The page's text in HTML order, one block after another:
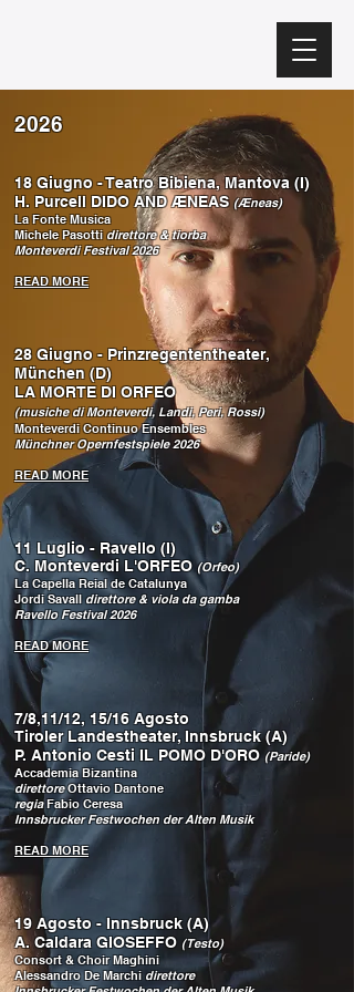
2026
18 Giugno - Teatro Bibiena, Mantova (I)
H. Purcell DIDO AND ÆNEAS (Æneas)
La Fonte Musica
Michele Pasottidirettore & tiorba
Monteverdi Festival 2026
READ MORE
28 Giugno - Prinzregententheater,
München (D)
LA MORTE DI ORFEO
(musiche di Monteverdi, Landi, Peri, Rossi)
Monteverdi Continuo Ensembles
Münchner Opernfestspiele 2026
READ MORE
11 Luglio - Ravello (I)
C. Monteverdi L'ORFEO(Orfeo)
La Capella Reial de Catalunya
Jordi Savalldirettore & viola da gamba
Ravello Festival 2026
READ MORE
7/8,11/12, 15/16 Agosto
Tiroler Landestheater, Innsbruck (A)
P. Antonio Cesti IL POMO D'ORO(Paride)
Accademia Bizantina
direttoreOttavio Dantone
regiaFabio Ceresa
Innsbrucker Festwochen der Alten Musik
READ MORE
19 Agosto - Innsbruck (A)
A. Caldara GIOSEFFO (Testo)
Consort & Choir Maghini
Alessandro De Marchi direttore